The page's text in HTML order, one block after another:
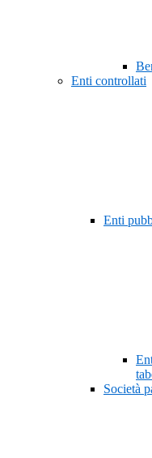
Enti controllati
Enti
Società